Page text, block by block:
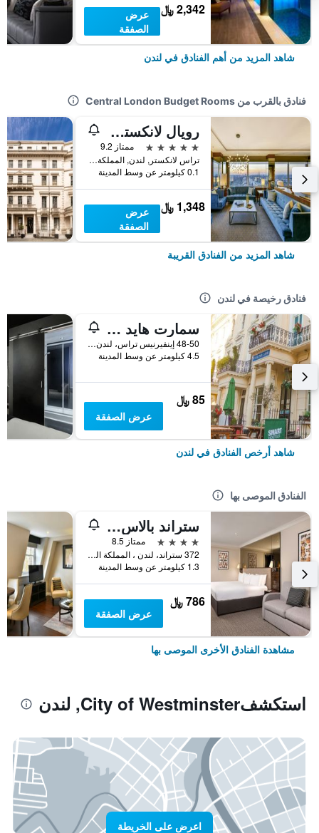
2,342 ﷼
عرض
الصفقة
شاهد المزيد من أهم الفنادق في لندن
فنادق بالقرب من Central London Budget Rooms
رويال لانكستر لندن
5 نجوم
ممتاز 9.2
تراس لانكستر, لندن, المملكة المتحدة
0.1 كيلومتر عن وسط المدينة
1,348 ﷼
عرض
الصفقة
شاهد المزيد من الفنادق القريبة
فنادق رخيصة في لندن
سمارت هايد بارك إن هوستل
48-50 إينفيرنيس تراس، لندن ، المملكة المتحدة, لندن, المملكة المتحدة
4.5 كيلومتر عن وسط المدينة
85 ﷼
عرض الصفقة
شاهد أرخص الفنادق في لندن
الفنادق الموصى بها
ستراند بالاس هوتل
4 نجوم
ممتاز 8.5
372 ستراند، لندن ، المملكة المتحدة, لندن, المملكة المتحدة
1.3 كيلومتر عن وسط المدينة
786 ﷼
عرض الصفقة
مشاهدة الفنادق الأخرى الموصى بها
استكشفCity of Westminster, لندن
اعرض على الخريطة